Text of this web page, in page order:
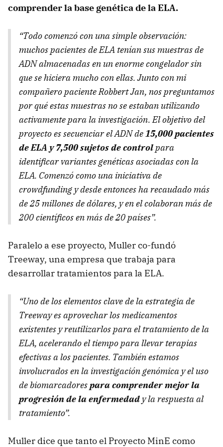
comprender la base genética de la ELA.
“Todo comenzó con una simple observación:
muchos pacientes de ELA tenían sus muestras de
ADN almacenadas en un enorme congelador sin
que se hiciera mucho con ellas. Junto con mi
compañero paciente Robbert Jan, nos preguntamos
por qué estas muestras no se estaban utilizando
activamente para la investigación. El objetivo del
proyecto es secuenciar el ADN de15,000 pacientes
de ELA y 7,500 sujetos de controlpara
identificar variantes genéticas asociadas con la
ELA. Comenzó como una iniciativa de
crowdfunding y desde entonces ha recaudado más
de 25 millones de dólares, y en el colaboran más de
200 científicos en más de 20 países”.
Paralelo a ese proyecto, Muller co-fundó
Treeway, una empresa que trabaja para
desarrollar tratamientos para la ELA.
“Uno de los elementos clave de la estrategia de
Treeway es aprovechar los medicamentos
existentes y reutilizarlos para el tratamiento de la
ELA, acelerando el tiempo para llevar terapias
efectivas a los pacientes. También estamos
involucrados en la investigación genómica y el uso
de biomarcadorespara comprender mejor la
progresión de la enfermedad y la respuesta al
tratamiento”.
Muller dice que tanto el Proyecto MinE como